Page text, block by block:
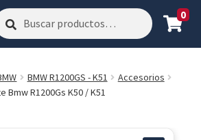
0
BMW R1200GS - K51
Accesorios
Bmw R1200Gs K50 / K51